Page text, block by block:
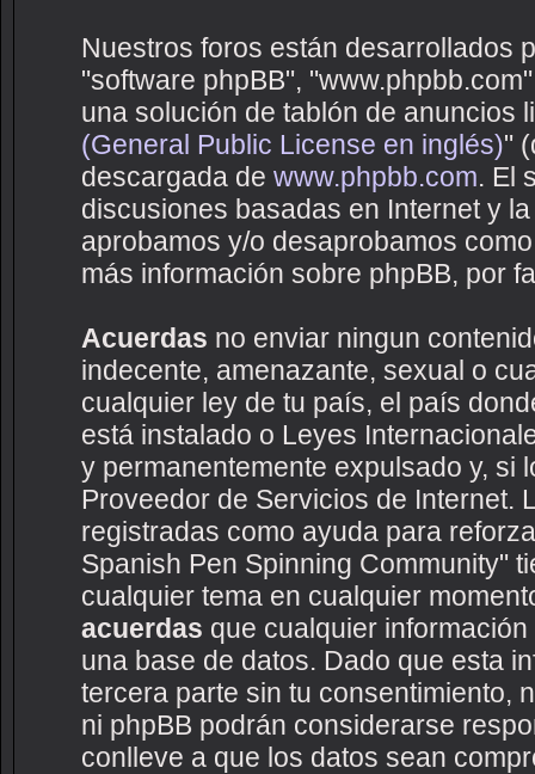
Nuestros foros están desarrollados
"software phpBB",
una solución de tablón de anuncios
(General Public License en inglés)"
descargada de www.phpbb.com. El
discusiones basadas en Internet y
aprobamos y/o desaprobamos
más información sobre phpBB, por
Acuerdas no enviar ningun
indecente, amenazante, sexual o
cualquier ley de tu país, el país
está instalado o Leyes
y permanentemente expulsado y, si
Proveedor de Servicios de Internet.
registradas como ayuda para
Spanish Pen Spinning Community"
cualquier tema en cualquier
acuerdas que cualquier
una base de datos. Dado que esta
tercera parte sin tu consentimiento,
ni phpBB podrán considerarse
conlleve a que los datos sean